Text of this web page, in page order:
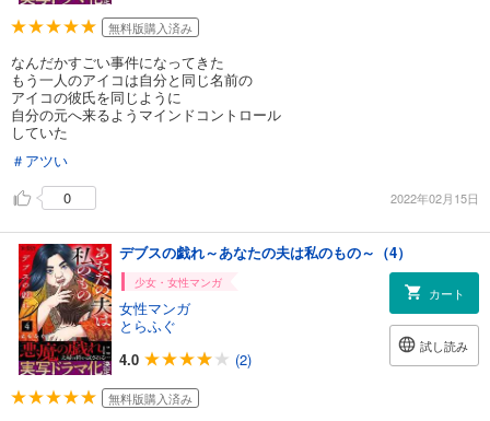
無料版購入済み
なんだかすごい事件になってきた
もう一人のアイコは自分と同じ名前の
アイコの彼氏を同じように
自分の元へ来るようマインドコントロール
していた
＃アツい
0
2022年02月15日
デブスの戯れ～あなたの夫は私のもの～（4）
少女・女性マンガ
女性マンガ
とらふぐ
4.0
(2)
カート
試し読み
無料版購入済み